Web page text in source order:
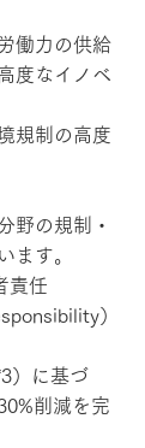
働力の供給
度なイノベ
規制の高度
野の規制・
ます。
責任
）
）に基づ
削減を完